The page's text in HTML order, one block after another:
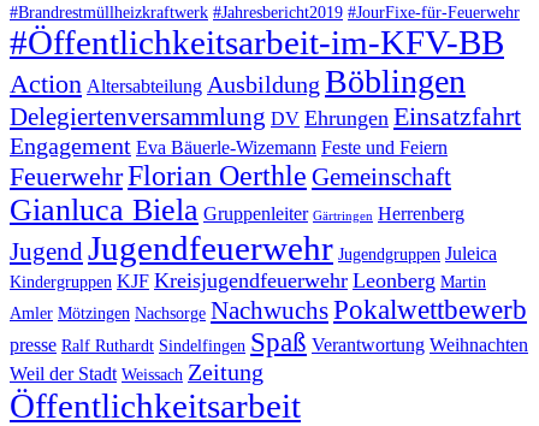
#Brandrestmüllheizkraftwerk #Jahresbericht2019 #JourFixe-für-Feuerwehr
#Öffentlichkeitsarbeit-im-KFV-BB
Action Altersabteilung Ausbildung Böblingen
Delegiertenversammlung DV Ehrungen Einsatzfahrt
Engagement Eva Bäuerle-Wizemann Feste und Feiern
FeuerwehrFlorian Oerthle Gemeinschaft
Gianluca Biela Gruppenleiter Gärtringen Herrenberg
Jugend Jugendfeuerwehr Jugendgruppen Juleica
Kindergruppen KJF Kreisjugendfeuerwehr Leonberg Martin
Amler Mötzingen Nachsorge NachwuchsPokalwettbewerb
presse Ralf Ruthardt Sindelfingen Spaß Verantwortung Weihnachten
Weil der Stadt Weissach Zeitung
Öffentlichkeitsarbeit